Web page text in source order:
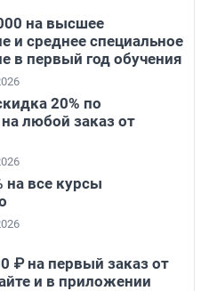
на высшее
и среднее специальное
в первый год обучения
20% по
любой заказ от
на все курсы
₽ на первый заказ от
и в приложении